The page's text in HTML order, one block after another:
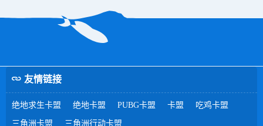
友情链接
绝地求生卡盟 绝地卡盟 PUBG卡盟 卡盟 吃鸡卡盟
三角洲卡盟 三角洲行动卡盟